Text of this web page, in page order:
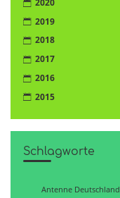
2019
2018
2017
2016
2015
Schlagworte
Antenne Deutschland